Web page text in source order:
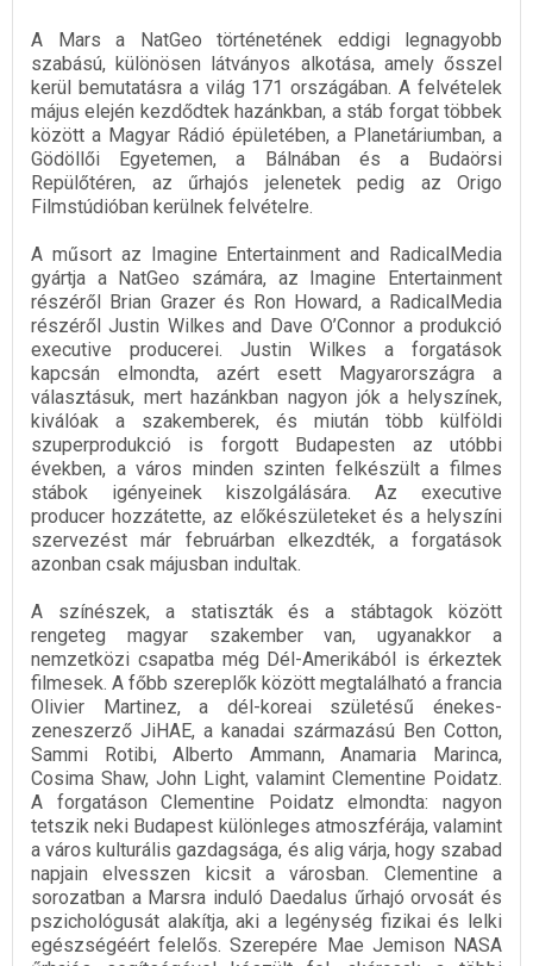
A Mars a NatGeo történetének eddigi legnagyobb
szabású, különösen látványos alkotása, amely ősszel
kerül bemutatásra a világ 171 országában. A felvételek
május elején kezdődtek hazánkban, a stáb forgat többek
között a Magyar Rádió épületében, a Planetáriumban, a
Gödöllői Egyetemen, a Bálnában és a Budaörsi
Repülőtéren, az űrhajós jelenetek pedig az Origo
Filmstúdióban kerülnek felvételre.
A műsort az Imagine Entertainment and RadicalMedia
gyártja a NatGeo számára, az Imagine Entertainment
részéről Brian Grazer és Ron Howard, a RadicalMedia
részéről Justin Wilkes and Dave O’Connor a produkció
executive producerei. Justin Wilkes a forgatások
kapcsán elmondta, azért esett Magyarországra a
választásuk, mert hazánkban nagyon jók a helyszínek,
kiválóak a szakemberek, és miután több külföldi
szuperprodukció is forgott Budapesten az utóbbi
években, a város minden szinten felkészült a filmes
stábok igényeinek kiszolgálására. Az executive
producer hozzátette, az előkészületeket és a helyszíni
szervezést már februárban elkezdték, a forgatások
azonban csak májusban indultak.
A színészek, a statiszták és a stábtagok között
rengeteg magyar szakember van, ugyanakkor a
nemzetközi csapatba még Dél-Amerikából is érkeztek
filmesek. A főbb szereplők között megtalálható a francia
Olivier Martinez, a dél-koreai születésű énekes-
zeneszerző JiHAE, a kanadai származású Ben Cotton,
Sammi Rotibi, Alberto Ammann, Anamaria Marinca,
Cosima Shaw, John Light, valamint Clementine Poidatz.
A forgatáson Clementine Poidatz elmondta: nagyon
tetszik neki Budapest különleges atmoszférája, valamint
a város kulturális gazdagsága, és alig várja, hogy szabad
napjain elvesszen kicsit a városban. Clementine a
sorozatban a Marsra induló Daedalus űrhajó orvosát és
pszichológusát alakítja, aki a legénység fizikai és lelki
egészségéért felelős. Szerepére Mae Jemison NASA